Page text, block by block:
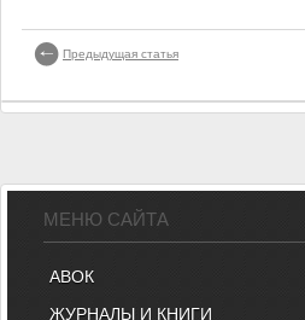
Предыдущая статья
МЕНЮ САЙТА
АВОК
ЖУРНАЛЫ И КНИГИ